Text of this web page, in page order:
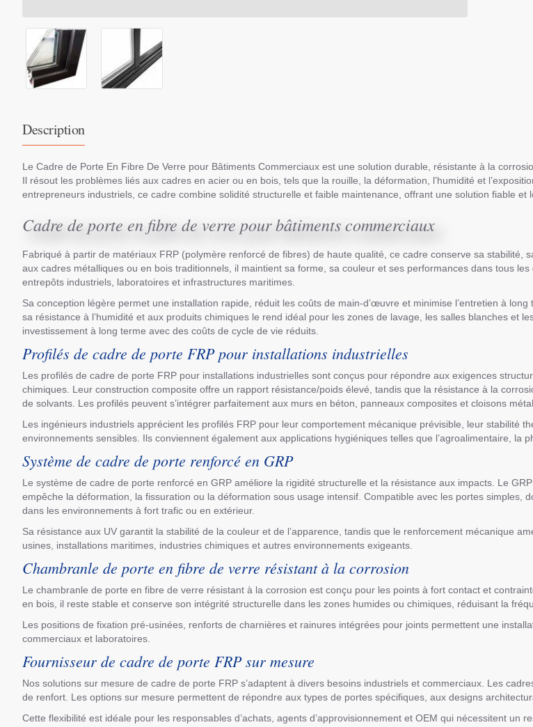
Description
Le Cadre de Porte En Fibre De Verre pour Bâtiments Commerciaux est une solution durable, résistante à la
Il résout les problèmes liés aux cadres en acier ou en bois, tels que la rouille, la déformation, l’humidité et
entrepreneurs industriels, ce cadre combine solidité structurelle et faible maintenance, offrant une solution fiable
Cadre de porte en fibre de verre pour bâtiments commerciaux
Fabriqué à partir de matériaux FRP (polymère renforcé de fibres) de haute qualité, ce cadre conserve sa
aux cadres métalliques ou en bois traditionnels, il maintient sa forme, sa couleur et ses performances dans tous
entrepôts industriels, laboratoires et infrastructures maritimes.
Sa conception légère permet une installation rapide, réduit les coûts de main-d’œuvre et minimise l’entretien à
sa résistance à l’humidité et aux produits chimiques le rend idéal pour les zones de lavage, les salles blanches et
investissement à long terme avec des coûts de cycle de vie réduits.
Profilés de cadre de porte FRP pour installations industrielles
Les profilés de cadre de porte FRP pour installations industrielles sont conçus pour répondre aux exigences
chimiques. Leur construction composite offre un rapport résistance/poids élevé, tandis que la résistance à la
de solvants. Les profilés peuvent s’intégrer parfaitement aux murs en béton, panneaux composites et cloisons
Les ingénieurs industriels apprécient les profilés FRP pour leur comportement mécanique prévisible, leur stabilité
environnements sensibles. Ils conviennent également aux applications hygiéniques telles que l’agroalimentaire, la
Système de cadre de porte renforcé en GRP
Le système de cadre de porte renforcé en GRP améliore la rigidité structurelle et la résistance aux impacts. Le
empêche la déformation, la fissuration ou la déformation sous usage intensif. Compatible avec les portes
dans les environnements à fort trafic ou en extérieur.
Sa résistance aux UV garantit la stabilité de la couleur et de l’apparence, tandis que le renforcement mécanique
usines, installations maritimes, industries chimiques et autres environnements exigeants.
Chambranle de porte en fibre de verre résistant à la corrosion
Le chambranle de porte en fibre de verre résistant à la corrosion est conçu pour les points à fort contact et
en bois, il reste stable et conserve son intégrité structurelle dans les zones humides ou chimiques, réduisant la
Les positions de fixation pré-usinées, renforts de charnières et rainures intégrées pour joints permettent une
commerciaux et laboratoires.
Fournisseur de cadre de porte FRP sur mesure
Nos solutions sur mesure de cadre de porte FRP s’adaptent à divers besoins industriels et commerciaux. Les
de renfort. Les options sur mesure permettent de répondre aux types de portes spécifiques, aux designs
Cette flexibilité est idéale pour les responsables d’achats, agents d’approvisionnement et OEM qui nécessitent